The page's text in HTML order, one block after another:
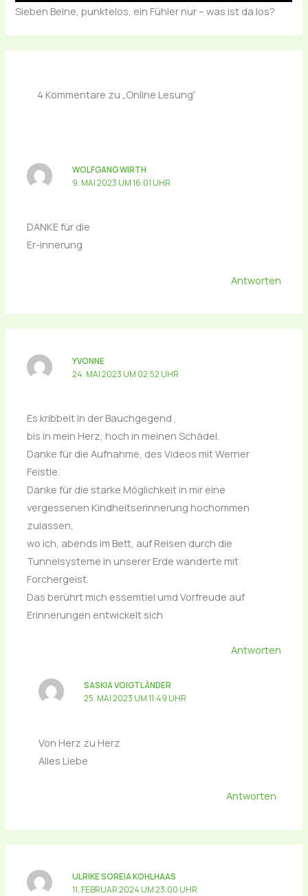
Sieben Beine, punktelos, ein Fühler nur – was ist da los?
4 Kommentare zu „Online Lesung“
WOLFGANG WIRTH
9. MAI 2023 UM 16:01 UHR
DANKE für die
Er-innerung
Antworten
YVONNE
24. MAI 2023 UM 02:52 UHR
Es kribbelt in der Bauchgegend ,
bis in mein Herz, hoch in meinen Schädel.
Danke für die Aufnahme, des Videos mit Werner
Feistle.
Danke für die starke Möglichkeit in mir eine
vergessenen Kindheitserinnerung hochommen
zulassen,
wo ich, abends im Bett, auf Reisen durch die
Tunnelsysteme in unserer Erde wanderte mit
Forchergeist.
Das berührt mich essemtiel umd Vorfreude auf
Erinnerungen entwickelt sich
Antworten
SASKIA VOIGTLÄNDER
25. MAI 2023 UM 11:49 UHR
Von Herz zu Herz
Alles Liebe
Antworten
ULRIKE SOREIA KOHLHAAS
11. FEBRUAR 2024 UM 23:00 UHR